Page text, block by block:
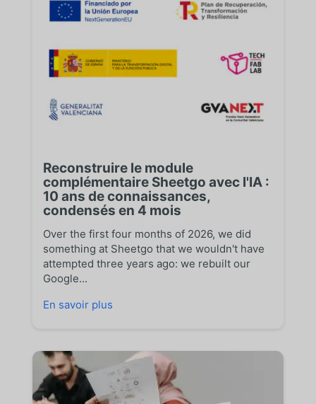
Reconstruire le module
complémentaire Sheetgo avec l'IA :
10 ans de connaissances,
condensés en 4 mois
Over the first four months of 2026, we did
something at Sheetgo that we wouldn't have
attempted three years ago: we rebuilt our
Google...
En savoir plus